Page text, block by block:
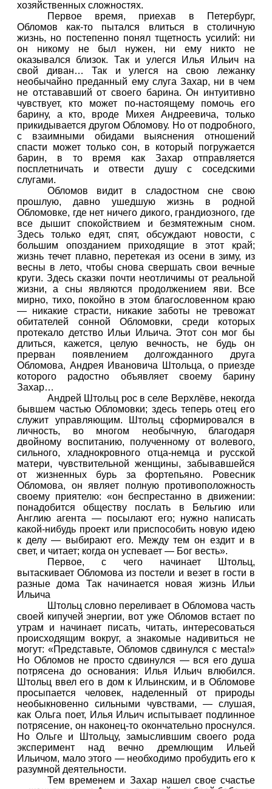
хозяйственных сложностях.
Первое время, приехав в Петербург,
Обломов как-то пытался влиться в столичную
жизнь, но постепенно понял тщетность усилий: ни
он никому не был нужен, ни ему никто не
оказывался близок. Так и улегся Илья Ильич на
свой диван… Так и улегся на свою лежанку
необычайно преданный ему слуга Захар, ни в чем
не отстававший от своего барина. Он интуитивно
чувствует, кто может по-настоящему помочь его
барину, а кто, вроде Михея Андреевича, только
прикидывается другом Обломову. Но от подробного,
с взаимными обидами выяснения отношений
спасти может только сон, в который погружается
барин, в то время как Захар отправляется
посплетничать и отвести душу с соседскими
слугами.
Обломов видит в сладостном сне свою
прошлую, давно ушедшую жизнь в родной
Обломовке, где нет ничего дикого, грандиозного, где
все дышит спокойствием и безмятежным сном.
Здесь только едят, спят, обсуждают новости, с
большим опозданием приходящие в этот край;
жизнь течет плавно, перетекая из осени в зиму, из
весны в лето, чтобы снова свершать свои вечные
круги. Здесь сказки почти неотличимы от реальной
жизни, а сны являются продолжением яви. Все
мирно, тихо, покойно в этом благословенном краю
— никакие страсти, никакие заботы не тревожат
обитателей сонной Обломовки, среди которых
протекало детство Ильи Ильича. Этот сон мог бы
длиться, кажется, целую вечность, не будь он
прерван появлением долгожданного друга
Обломова, Андрея Ивановича Штольца, о приезде
которого радостно объявляет своему барину
Захар…
Андрей Штольц рос в селе Верхлёве, некогда
бывшем частью Обломовки; здесь теперь отец его
служит управляющим. Штольц сформировался в
личность, во многом необычную, благодаря
двойному воспитанию, полученному от волевого,
сильного, хладнокровного отца-немца и русской
матери, чувствительной женщины, забывавшейся
от жизненных бурь за фортепьяно. Ровесник
Обломова, он являет полную противоположность
своему приятелю: «он беспрестанно в движении:
понадобится обществу послать в Бельгию или
Англию агента — посылают его; нужно написать
какой-нибудь проект или приспособить новую идею
к делу — выбирают его. Между тем он ездит и в
свет, и читает; когда он успевает — Бог весть».
Первое, с чего начинает Штольц,
вытаскивает Обломова из постели и везет в гости в
разные дома Так начинается новая жизнь Ильи
Ильича
Штольц словно переливает в Обломова часть
своей кипучей энергии, вот уже Обломов встает по
утрам и начинает писать, читать, интересоваться
происходящим вокруг, а знакомые надивиться не
могут: «Представьте, Обломов сдвинулся с места!»
Но Обломов не просто сдвинулся — вся его душа
потрясена до основания: Илья Ильич влюбился.
Штольц ввел его в дом к Ильинским, и в Обломове
просыпается человек, наделенный от природы
необыкновенно сильными чувствами, — слушая,
как Ольга поет, Илья Ильич испытывает подлинное
потрясение, он наконец-то окончательно проснулся.
Но Ольге и Штольцу, замыслившим своего рода
эксперимент над вечно дремлющим Ильей
Ильичом, мало этого — необходимо пробудить его к
разумной деятельности.
Тем временем и Захар нашел свое счастье